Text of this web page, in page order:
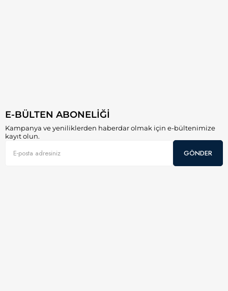
E-BÜLTEN ABONELİĞİ
Kampanya ve yeniliklerden haberdar olmak için e-bültenimize
kayıt olun.
GÖNDER